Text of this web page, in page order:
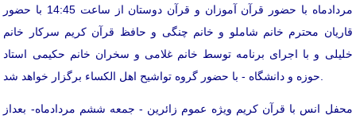
مردادماه با حضور قرآن آموزان و قرآن دوستان از ساعت 14:45 با حضور
قاریان محترم خانم شاملو و خانم چنگی و حافظ قرآن کریم سرکار خانم
خلیلی و با اجرای برنامه توسط خانم غلامی و سخران خانم حکیمی استاد
حوزه و دانشگاه - با حضور گروه تواشیح اهل الکساء برگزار خواهد شد.
محفل انس با قرآن کریم ویژه عموم زائرین - جمعه ششم مردادماه- بعداز